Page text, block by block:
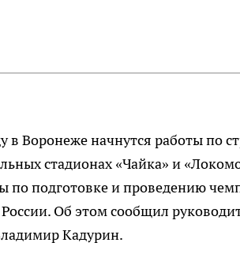
в Воронеже начнутся работы по
стадионах «Чайка» и
по подготовке и проведению
Об этом сообщил
Кадурин.